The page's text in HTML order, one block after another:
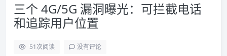
三个 4G/5G 漏洞曝光：可拦截电话
和追踪用户位置
51次阅读 没有评论